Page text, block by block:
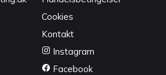
Cookies
Kontakt
Instagram
Facebook